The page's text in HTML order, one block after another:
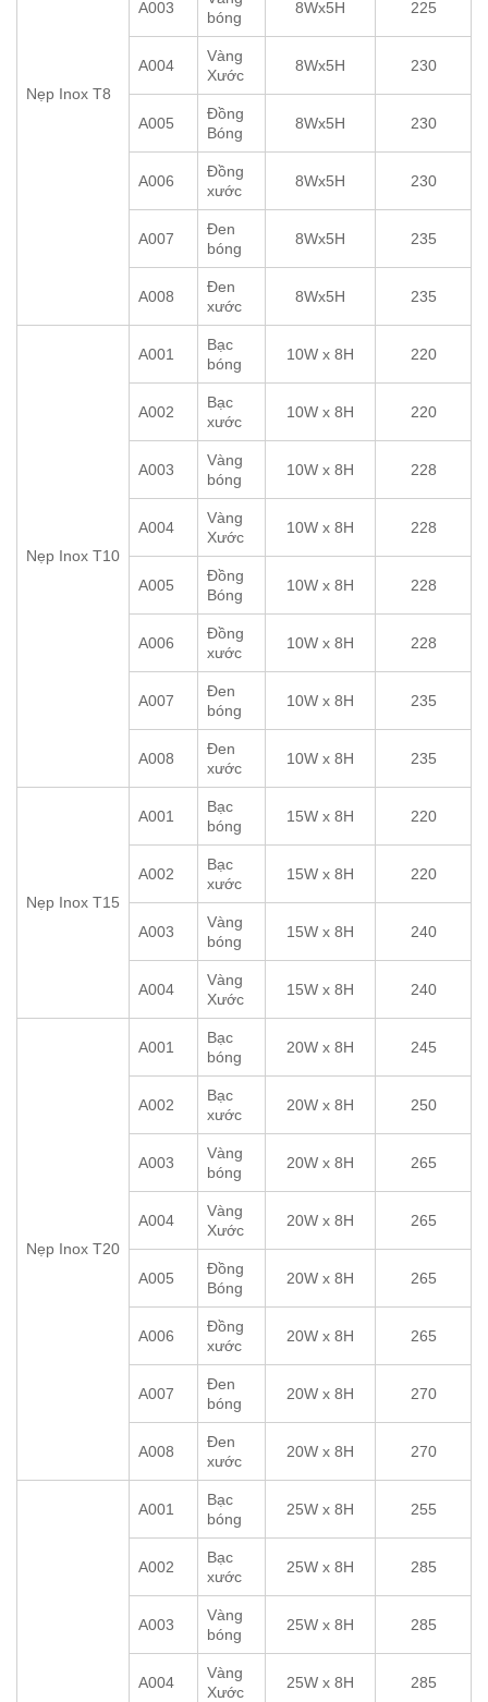
Nẹp Inox T8
A003
bóng
8Wx5H 225
A004
Vàng
Xước
8Wx5H 230
A005
Đồng
Bóng
8Wx5H 230
A006
Đồng
xước
8Wx5H 230
A007
Đen
bóng
8Wx5H 235
A008
Đen
xước
8Wx5H 235
Nẹp Inox T10
A001
Bạc
bóng
10W x 8H 220
A002
Bạc
xước
10W x 8H 220
A003
Vàng
bóng
10W x 8H 228
A004
Vàng
Xước
10W x 8H 228
A005
Đồng
Bóng
10W x 8H 228
A006
Đồng
xước
10W x 8H 228
A007
Đen
bóng
10W x 8H 235
A008
Đen
xước
10W x 8H 235
Nẹp Inox T15
A001
Bạc
bóng
15W x 8H 220
A002
Bạc
xước
15W x 8H 220
A003
Vàng
bóng
15W x 8H 240
A004
Vàng
Xước
15W x 8H 240
Nẹp Inox T20
A001
Bạc
bóng
20W x 8H 245
A002
Bạc
xước
20W x 8H 250
A003
Vàng
bóng
20W x 8H 265
A004
Vàng
Xước
20W x 8H 265
A005
Đồng
Bóng
20W x 8H 265
A006
Đồng
xước
20W x 8H 265
A007
Đen
bóng
20W x 8H 270
A008
Đen
xước
20W x 8H 270
A001
Bạc
bóng
25W x 8H 255
A002
Bạc
xước
25W x 8H 285
A003
Vàng
bóng
25W x 8H 285
A004
Vàng
Xước
25W x 8H 285